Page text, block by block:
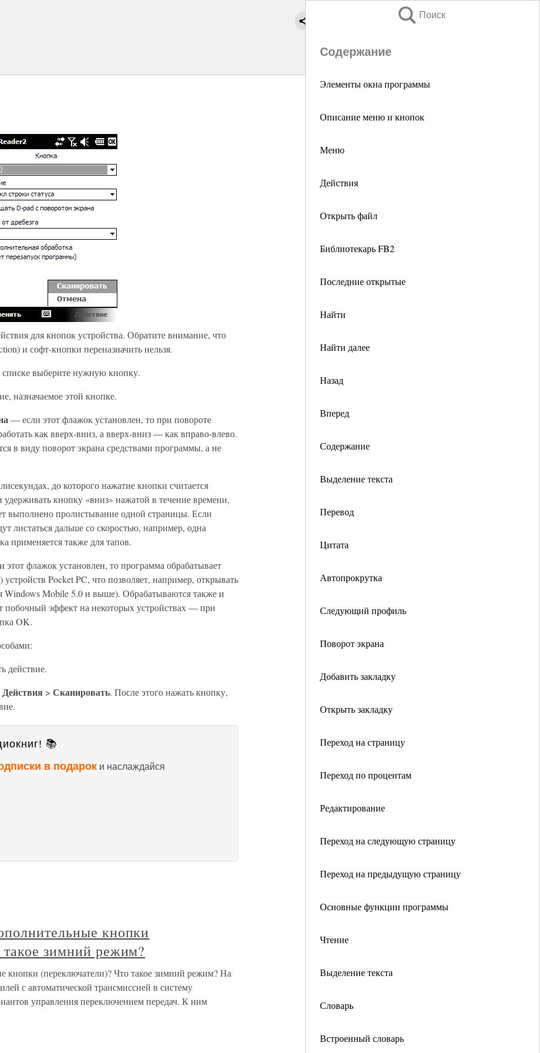
Поиск
Содержание
Элементы окна программы
Описание меню и кнопок
Меню
Действия
Открыть файл
Библиотекарь FB2
Последние открытые
Найти
Найти далее
Назад
Вперед
Содержание
Выделение текста
Перевод
Цитата
Автопрокрутка
Следующий профиль
Поворот экрана
Добавить закладку
Открыть закладку
Переход на страницу
Переход по процентам
Редактирование
Переход на следующую страницу
Переход на предыдущую страницу
Основные функции программы
Чтение
Выделение текста
Словарь
Встроенный словарь
для кнопок устройства. Обратите внимание, что
и софт-кнопки переназначить нельзя.
выберите нужную кнопку.
назначаемое этой кнопке.
— если этот флажок установлен, то при повороте
как вверх-вниз, а вверх-вниз — как вправо-влево.
в виду поворот экрана средствами программы, а не
до которого нажатие кнопки считается
кнопку «вниз» нажатой в течение времени,
выполнено пролистывание одной страницы. Если
листаться дальше со скоростью, например, одна
применяется также для тапов.
этот флажок установлен, то программа обрабатывает
Pocket PC, что позволяет, например, открывать
Mobile 5.0 и выше). Обрабатываются также и
побочный эффект на некоторых устройствах — при
OK.
действие.
Действия > Сканировать. После этого нажать кнопку,
📚
в подарок и наслаждайся
кнопки
зимний режим?
кнопки (переключатели)? Что такое зимний режим? На
с автоматической трансмиссией в систему
управления переключением передач. К ним